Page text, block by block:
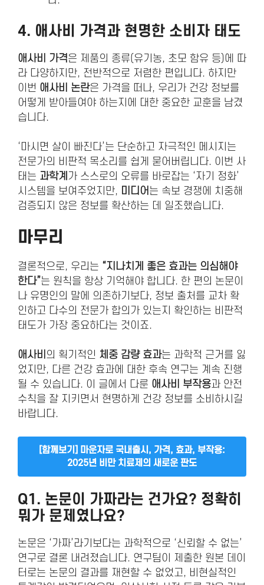
4. 애사비 가격과 현명한 소비자 태도
애사비 가격은 제품의 종류(유기농, 초모 함유 등)에 따
라 다양하지만, 전반적으로 저렴한 편입니다. 하지만
이번 애사비 논란은 가격을 떠나, 우리가 건강 정보를
어떻게 받아들여야 하는지에 대한 중요한 교훈을 남겼
습니다.
‘마시면 살이 빠진다’는 단순하고 자극적인 메시지는
전문가의 비판적 목소리를 쉽게 묻어버립니다. 이번 사
태는 과학계 가 스스로의 오류를 바로잡는 ‘자기 정화’
시스템을 보여주었지만, 미디어 는 속보 경쟁에 치중해
검증되지 않은 정보를 확산하는 데 일조했습니다.
마무리
결론적으로, 우리는 “지나치게 좋은 효과는 의심해야
한다”는 원칙을 항상 기억해야 합니다. 한 편의 논문이
나 유명인의 말에 의존하기보다, 정보 출처를 교차 확
인하고 다수의 전문가 합의가 있는지 확인하는 비판적
태도가 가장 중요하다는 것이죠.
애사비 의 획기적인 체중 감량 효과는 과학적 근거를 잃
었지만, 다른 건강 효과에 대한 후속 연구는 계속 진행
될 수 있습니다. 이 글에서 다룬 애사비 부작용과 안전
수칙을 잘 지키면서 현명하게 건강 정보를 소비하시길
바랍니다.
[함께보기] 마운자로 국내출시, 가격, 효과, 부작용:
2025년 비만 치료제의 새로운 판도
Q1. 논문이 가짜라는 건가요? 정확히
뭐가 문제였나요?
논문은 ‘가짜’라기보다는 과학적으로 ‘신뢰할 수 없는’
연구로 결론 내려졌습니다. 연구팀이 제출한 원본 데이
터로는 논문의 결과를 재현할 수 없었고, 비현실적인